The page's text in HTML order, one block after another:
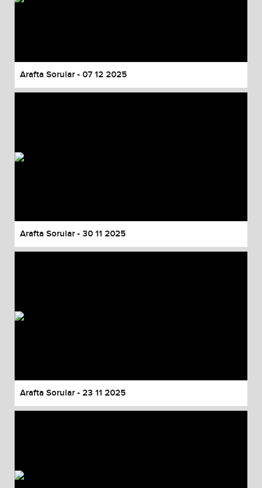
Arafta Sorular - 07 12 2025
Arafta Sorular - 30 11 2025
Arafta Sorular - 23 11 2025